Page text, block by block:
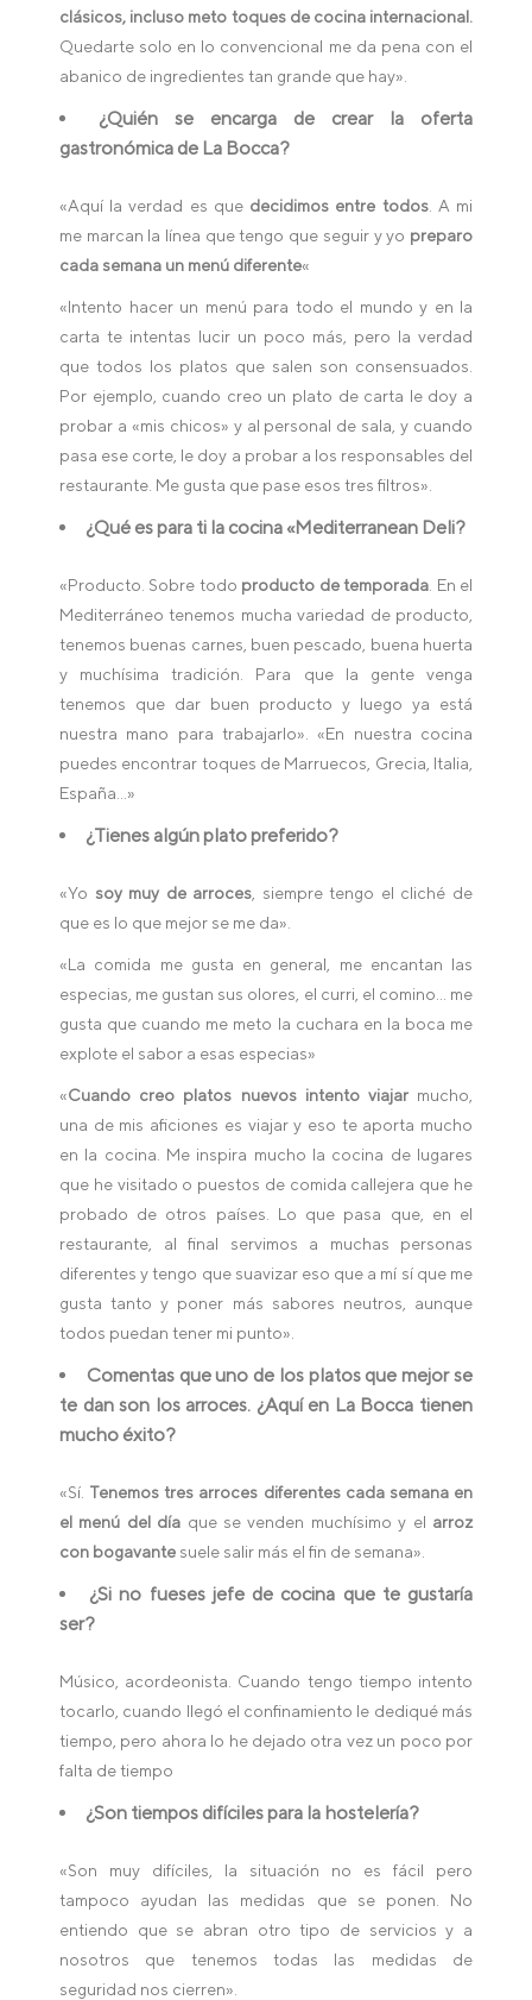
clásicos, incluso meto toques de cocina internacional.
Quedarte solo en lo convencional me da pena con el
abanico de ingredientes tan grande que hay».
¿Quién se encarga de crear la oferta
gastronómica de La Bocca?
«Aquí la verdad es que decidimos entre todos. A mi
me marcan la línea que tengo que seguir y yo preparo
cada semana un menú diferente«
«Intento hacer un menú para todo el mundo y en la
carta te intentas lucir un poco más, pero la verdad
que todos los platos que salen son consensuados.
Por ejemplo, cuando creo un plato de carta le doy a
probar a «mis chicos» y al personal de sala, y cuando
pasa ese corte, le doy a probar a los responsables del
restaurante. Me gusta que pase esos tres filtros».
¿Qué es para ti la cocina «Mediterranean Deli?
«Producto. Sobre todo producto de temporada . En el
Mediterráneo tenemos mucha variedad de producto,
tenemos buenas carnes, buen pescado, buena huerta
y muchísima tradición. Para que la gente venga
tenemos que dar buen producto y luego ya está
nuestra mano para trabajarlo». «En nuestra cocina
puedes encontrar toques de Marruecos, Grecia, Italia,
España…»
¿Tienes algún plato preferido?
«Yo soy muy de arroces , siempre tengo el cliché de
que es lo que mejor se me da».
«La comida me gusta en general, me encantan las
especias, me gustan sus olores, el curri, el comino… me
gusta que cuando me meto la cuchara en la boca me
explote el sabor a esas especias»
«Cuando creo platos nuevos intento viajarmucho,
una de mis aficiones es viajar y eso te aporta mucho
en la cocina. Me inspira mucho la cocina de lugares
que he visitado o puestos de comida callejera que he
probado de otros países. Lo que pasa que, en el
restaurante, al final servimos a muchas personas
diferentes y tengo que suavizar eso que a mí sí que me
gusta tanto y poner más sabores neutros, aunque
todos puedan tener mi punto».
Comentas que uno de los platos que mejor se
te dan son los arroces. ¿Aquí en La Bocca tienen
mucho éxito?
«Sí. Tenemos tres arroces diferentes cada semana en
el menú del día que se venden muchísimo y el arroz
con bogavante suele salir más el fin de semana».
¿Si no fueses jefe de cocina que te gustaría
ser?
Músico, acordeonista. Cuando tengo tiempo intento
tocarlo, cuando llegó el confinamiento le dediqué más
tiempo, pero ahora lo he dejado otra vez un poco por
falta de tiempo
¿Son tiempos difíciles para la hostelería?
«Son muy difíciles, la situación no es fácil pero
tampoco ayudan las medidas que se ponen. No
entiendo que se abran otro tipo de servicios y a
nosotros que tenemos todas las medidas de
seguridad nos cierren».